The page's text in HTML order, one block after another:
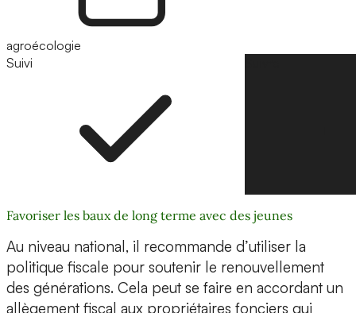
agroécologie
Suivi
Favoriser les baux de long terme avec des jeunes
Au niveau national, il recommande d’utiliser la
politique fiscale pour soutenir le renouvellement
des générations. Cela peut se faire en accordant un
allègement fiscal aux propriétaires fonciers qui